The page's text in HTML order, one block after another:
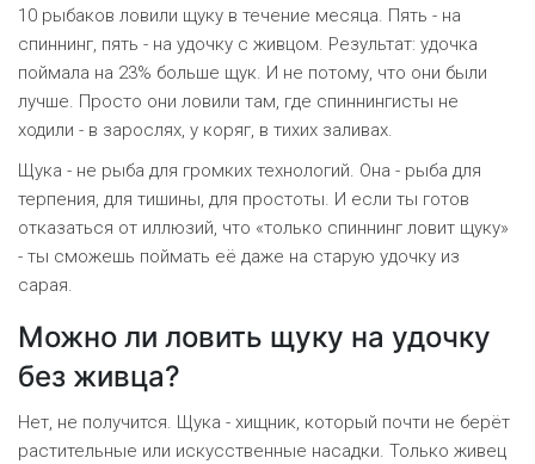
10 рыбаков ловили щуку в течение месяца. Пять - на
спиннинг, пять - на удочку с живцом. Результат: удочка
поймала на 23% больше щук. И не потому, что они были
лучше. Просто они ловили там, где спиннингисты не
ходили - в зарослях, у коряг, в тихих заливах.
Щука - не рыба для громких технологий. Она - рыба для
терпения, для тишины, для простоты. И если ты готов
отказаться от иллюзий, что «только спиннинг ловит щуку»
- ты сможешь поймать её даже на старую удочку из
сарая.
Можно ли ловить щуку на удочку
без живца?
Нет, не получится. Щука - хищник, который почти не берёт
растительные или искусственные насадки. Только живец